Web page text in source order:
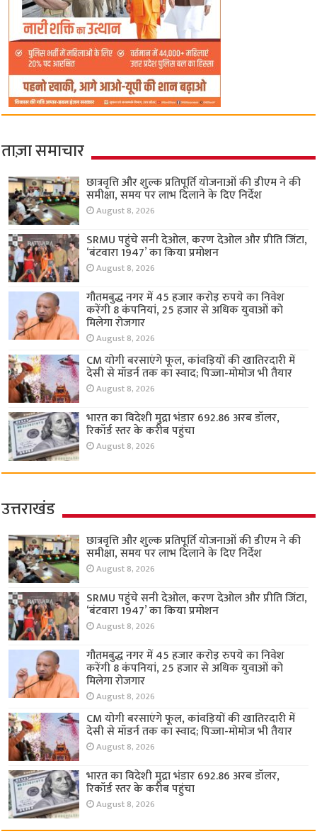
ताज़ा समाचार
छात्रवृत्ति और शुल्क प्रतिपूर्ति योजनाओं की डीएम ने की
समीक्षा, समय पर लाभ दिलाने के दिए निर्देश
August 8, 2026
SRMU पहुंचे सनी देओल, करण देओल और प्रीति जिंटा,
‘बंटवारा 1947’ का किया प्रमोशन
August 8, 2026
गौतमबुद्ध नगर में 45 हजार करोड़ रुपये का निवेश
करेंगी 8 कंपनियां, 25 हजार से अधिक युवाओं को
मिलेगा रोजगार
August 8, 2026
CM योगी बरसाएंगे फूल, कांवड़ियों की खातिरदारी में
देसी से मॉडर्न तक का स्वाद; पिज्जा-मोमोज भी तैयार
August 8, 2026
भारत का विदेशी मुद्रा भंडार 692.86 अरब डॉलर,
रिकॉर्ड स्तर के करीब पहुंचा
August 8, 2026
उत्तराखंड
छात्रवृत्ति और शुल्क प्रतिपूर्ति योजनाओं की डीएम ने की
समीक्षा, समय पर लाभ दिलाने के दिए निर्देश
August 8, 2026
SRMU पहुंचे सनी देओल, करण देओल और प्रीति जिंटा,
‘बंटवारा 1947’ का किया प्रमोशन
August 8, 2026
गौतमबुद्ध नगर में 45 हजार करोड़ रुपये का निवेश
करेंगी 8 कंपनियां, 25 हजार से अधिक युवाओं को
मिलेगा रोजगार
August 8, 2026
CM योगी बरसाएंगे फूल, कांवड़ियों की खातिरदारी में
देसी से मॉडर्न तक का स्वाद; पिज्जा-मोमोज भी तैयार
August 8, 2026
भारत का विदेशी मुद्रा भंडार 692.86 अरब डॉलर,
रिकॉर्ड स्तर के करीब पहुंचा
August 8, 2026